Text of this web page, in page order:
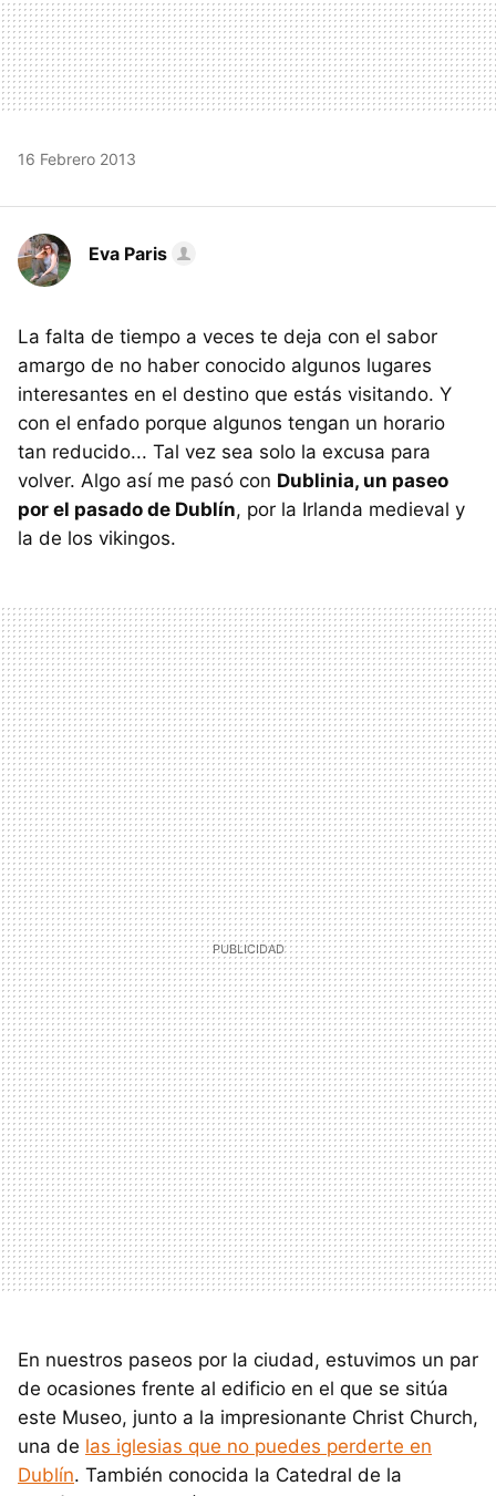
16 Febrero 2013
Eva Paris
La falta de tiempo a veces te deja con el sabor
amargo de no haber conocido algunos lugares
interesantes en el destino que estás visitando. Y
con el enfado porque algunos tengan un horario
tan reducido... Tal vez sea solo la excusa para
volver. Algo así me pasó con Dublinia, un paseo
por el pasado de Dublín, por la Irlanda medieval y
la de los vikingos.
En nuestros paseos por la ciudad, estuvimos un par
de ocasiones frente al edificio en el que se sitúa
este Museo, junto a la impresionante Christ Church,
una de las iglesias que no puedes perderte en
Dublín. También conocida la Catedral de la